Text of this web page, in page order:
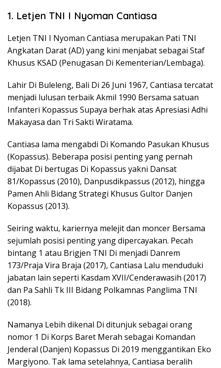
1. Letjen TNI I Nyoman Cantiasa
Letjen TNI I Nyoman Cantiasa merupakan Pati TNI
Angkatan Darat (AD) yang kini menjabat sebagai Staf
Khusus KSAD (Penugasan Di Kementerian/Lembaga).
Lahir Di Buleleng, Bali Di 26 Juni 1967, Cantiasa tercatat
menjadi lulusan terbaik Akmil 1990 Bersama satuan
Infanteri Kopassus Supaya berhak atas Apresiasi Adhi
Makayasa dan Tri Sakti Wiratama.
Cantiasa lama mengabdi Di Komando Pasukan Khusus
(Kopassus). Beberapa posisi penting yang pernah
dijabat Di bertugas Di Kopassus yakni Dansat
81/Kopassus (2010), Danpusdikpassus (2012), hingga
Pamen Ahli Bidang Strategi Khusus Gultor Danjen
Kopassus (2013).
Seiring waktu, kariernya melejit dan moncer Bersama
sejumlah posisi penting yang dipercayakan. Pecah
bintang 1 atau Brigjen TNI Di menjadi Danrem
173/Praja Vira Braja (2017), Cantiasa Lalu menduduki
jabatan lain seperti Kasdam XVII/Cenderawasih (2017)
dan Pa Sahli Tk III Bidang Polkamnas Panglima TNI
(2018).
Namanya Lebih dikenal Di ditunjuk sebagai orang
nomor 1 Di Korps Baret Merah sebagai Komandan
Jenderal (Danjen) Kopassus Di 2019 menggantikan Eko
Margiyono. Tak lama setelahnya, Cantiasa beralih